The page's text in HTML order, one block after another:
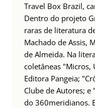
Travel Box Brazil,
Dentro do projeto
raras de literatura
Machado de Assis,
de Almeida. Na
coletâneas "Micros,
Editora Pangeia;
Clube de Autores;
do 360meridianos.